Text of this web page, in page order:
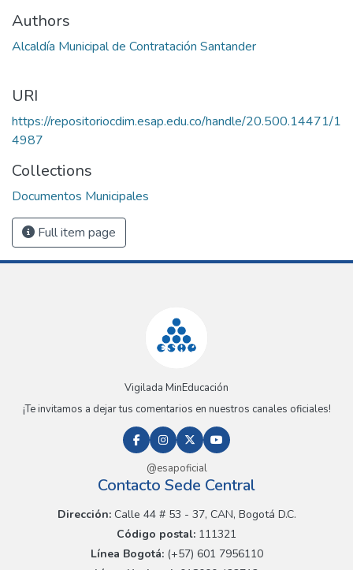
Authors
Alcaldía Municipal de Contratación Santander
URI
https://repositoriocdim.esap.edu.co/handle/20.500.14471/1
4987
Collections
Documentos Municipales
Full item page
Vigilada MinEducación
¡Te invitamos a dejar tus comentarios en nuestros canales oficiales!
@esapoficial
Contacto Sede Central
Dirección:Calle 44 # 53 - 37, CAN, Bogotá D.C.
Código postal: 111321
Línea Bogotá:(+57) 601 7956110